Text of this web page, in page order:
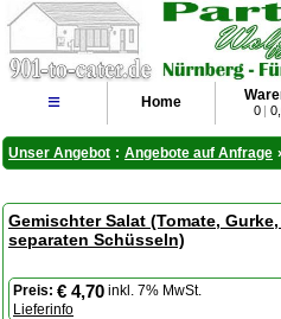
≡ Home 0 |
Unser Angebot : Angebote auf Anfrage ›
Gemischter Salat (Tomate,
separaten Schüsseln)
Preis: € 4,70 inkl. 7% MwSt.
Lieferinfo